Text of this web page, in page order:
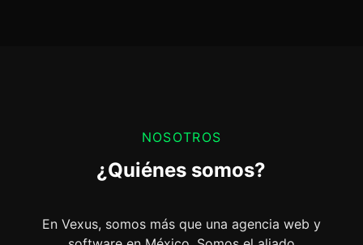
NOSOTROS
¿Quiénes somos?
En Vexus, somos más que una agencia web y